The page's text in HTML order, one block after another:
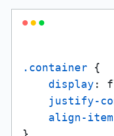
.container {
display :
justify-
align-